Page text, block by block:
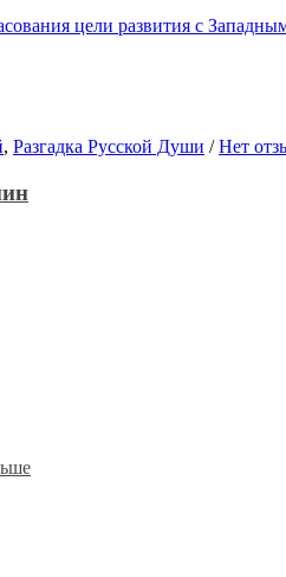
цели развития с
, Разгадка Русской Души / Нет